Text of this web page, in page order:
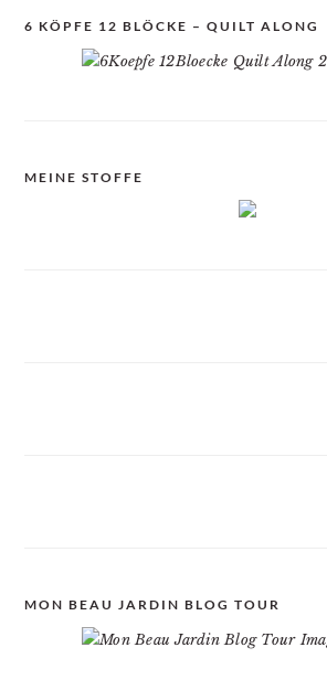
6 KÖPFE 12 BLÖCKE – QUILT ALONG
MEINE STOFFE
MON BEAU JARDIN BLOG TOUR